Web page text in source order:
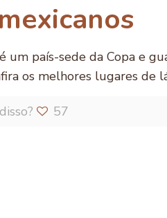
um país-sede da Copa e
os melhores lugares de
57